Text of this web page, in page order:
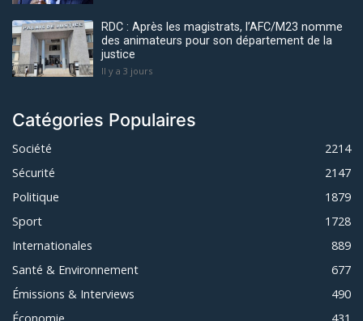
RDC : Après les magistrats, l’AFC/M23 nomme
des animateurs pour son département de la
justice
Il y a 3 jours
Catégories Populaires
Société
2214
Sécurité
2147
Politique
1879
Sport
1728
Internationales
889
Santé & Environnement
677
Émissions & Interviews
490